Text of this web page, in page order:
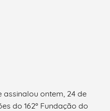
assinalou ontem, 24 de
do 162º Fundação do